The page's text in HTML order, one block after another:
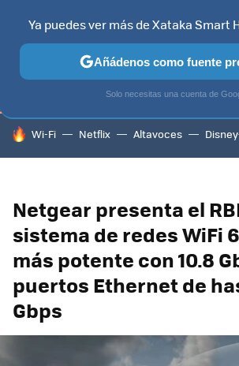
TELEVISORES CONTENIDOS SMART TV
HOY SE HABLA DE
Wi-Fi Netflix Altavoces
Netgear presenta el
sistema de redes WiFi
más potente con 10.8
puertos Ethernet de
Gbps
Ya puedes ver más de Xataka Smart
Añádenos como fuente
Solo necesitas una cuenta de